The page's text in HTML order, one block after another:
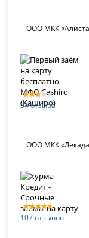
ООО МКК
34 отзыва
ООО МКК
107 отзывов